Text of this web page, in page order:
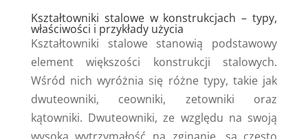
Kształtowniki stalowe w konstrukcjach – typy,
właściwości i przykłady użycia
Kształtowniki stalowe stanowią podstawowy
element większości konstrukcji stalowych.
Wśród nich wyróżnia się różne typy, takie jak
dwuteowniki, ceowniki, zetowniki oraz
kątowniki. Dwuteowniki, ze względu na swoją